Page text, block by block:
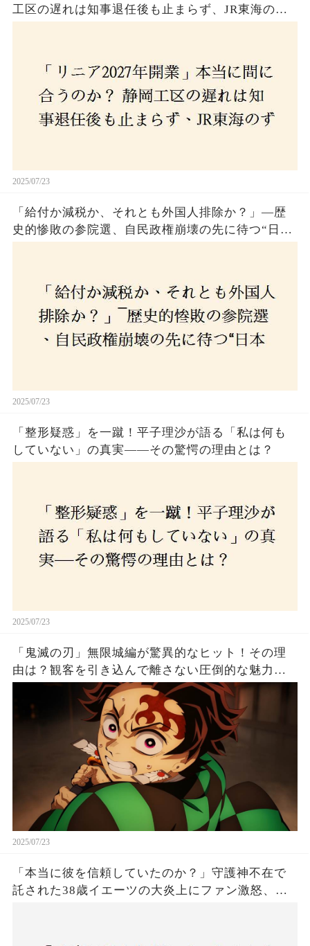
工区の遅れは知事退任後も止まらず、JR東海のず
2025/07/23
「給付か減税か、それとも外国人排除か？」―歴
史的惨敗の参院選、自民政権崩壊の先に待つ“日本
2025/07/23
「整形疑惑」を一蹴！平子理沙が語る「私は何も
していない」の真実——その驚愕の理由とは？
2025/07/23
「鬼滅の刃」無限城編が驚異的なヒット！その理
由は？観客を引き込んで離さない圧倒的な魅力と
2025/07/23
「本当に彼を信頼していたのか？」守護神不在で
託された38歳イエーツの大炎上にファン激怒、ド